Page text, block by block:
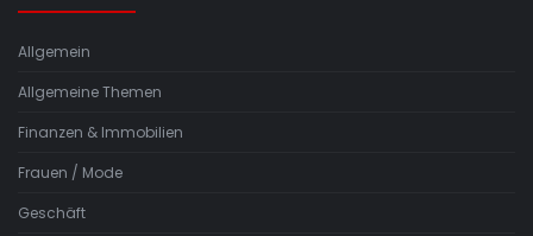
Allgemein
Allgemeine Themen
Finanzen & Immobilien
Frauen / Mode
Geschäft